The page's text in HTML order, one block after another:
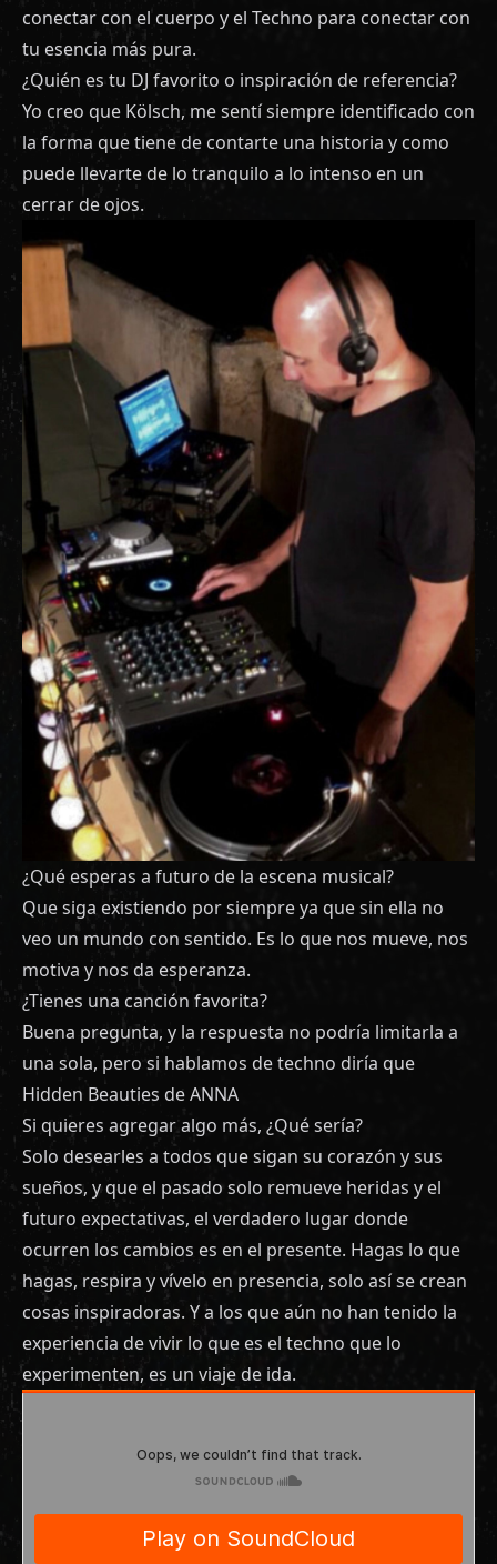
conectar con el cuerpo y el Techno para conectar con
tu esencia más pura.
¿Quién es tu DJ favorito o inspiración de referencia?
Yo creo que Kölsch, me sentí siempre identificado con
la forma que tiene de contarte una historia y como
puede llevarte de lo tranquilo a lo intenso en un
cerrar de ojos.
¿Qué esperas a futuro de la escena musical?
Que siga existiendo por siempre ya que sin ella no
veo un mundo con sentido. Es lo que nos mueve, nos
motiva y nos da esperanza.
¿Tienes una canción favorita?
Buena pregunta, y la respuesta no podría limitarla a
una sola, pero si hablamos de techno diría que
Hidden Beauties de ANNA
Si quieres agregar algo más, ¿Qué sería?
Solo desearles a todos que sigan su corazón y sus
sueños, y que el pasado solo remueve heridas y el
futuro expectativas, el verdadero lugar donde
ocurren los cambios es en el presente. Hagas lo que
hagas, respira y vívelo en presencia, solo así se crean
cosas inspiradoras. Y a los que aún no han tenido la
experiencia de vivir lo que es el techno que lo
experimenten, es un viaje de ida.